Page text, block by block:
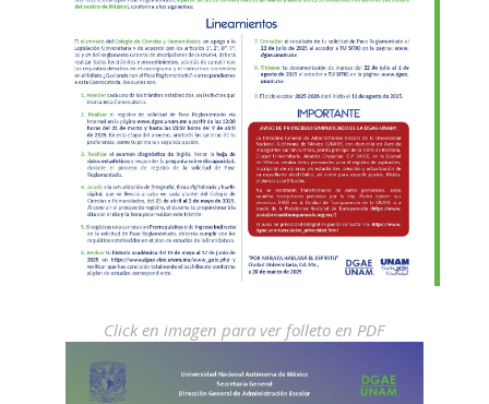
Click en imagen para ver folleto en PDF